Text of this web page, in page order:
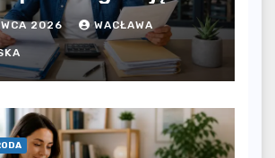
u
– jak
oba źródła
2026 WACŁAWA